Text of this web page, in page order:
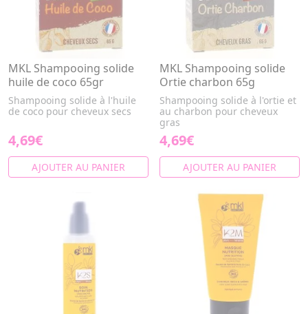
MKL Shampooing solide
huile de coco 65gr
Shampooing solide à l'huile
de coco pour cheveux secs
4,69€
AJOUTER AU PANIER
MKL Shampooing solide
Ortie charbon 65g
Shampooing solide à l'ortie et
au charbon pour cheveux
gras
4,69€
AJOUTER AU PANIER